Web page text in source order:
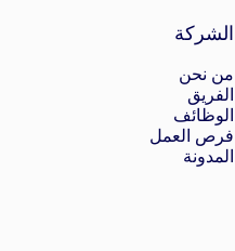
الشركة
من نحن
الفريق
الوظائف
فرص العمل
المدونة